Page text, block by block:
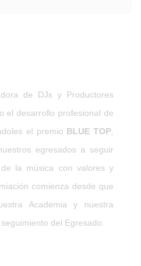
de DJs y Productores
el desarrollo profesional de
el premio BLUE TOP
egresados a seguir
la música con valores y
comienza desde que
Academia y nuestra
del Egresado.